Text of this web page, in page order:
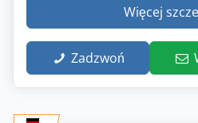
Więcej
Zadzwoń